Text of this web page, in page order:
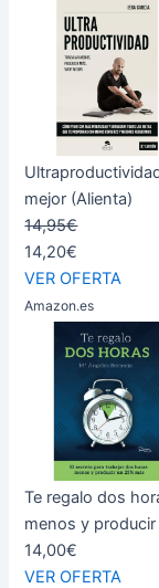
mejor (Alienta)
14,95€
14,20€
VER OFERTA
Amazon.es
Te regalo dos
menos y
14,00€
VER OFERTA